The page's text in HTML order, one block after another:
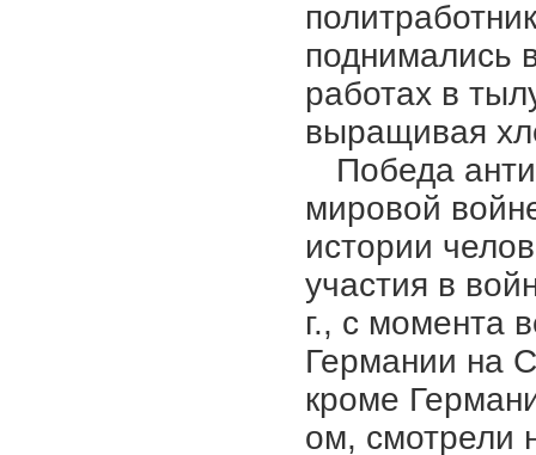
поднимались
работах в
выращивая
Победа
мировой
истории
участия в
г., с момента
Германии на
кроме
ом, смотрели